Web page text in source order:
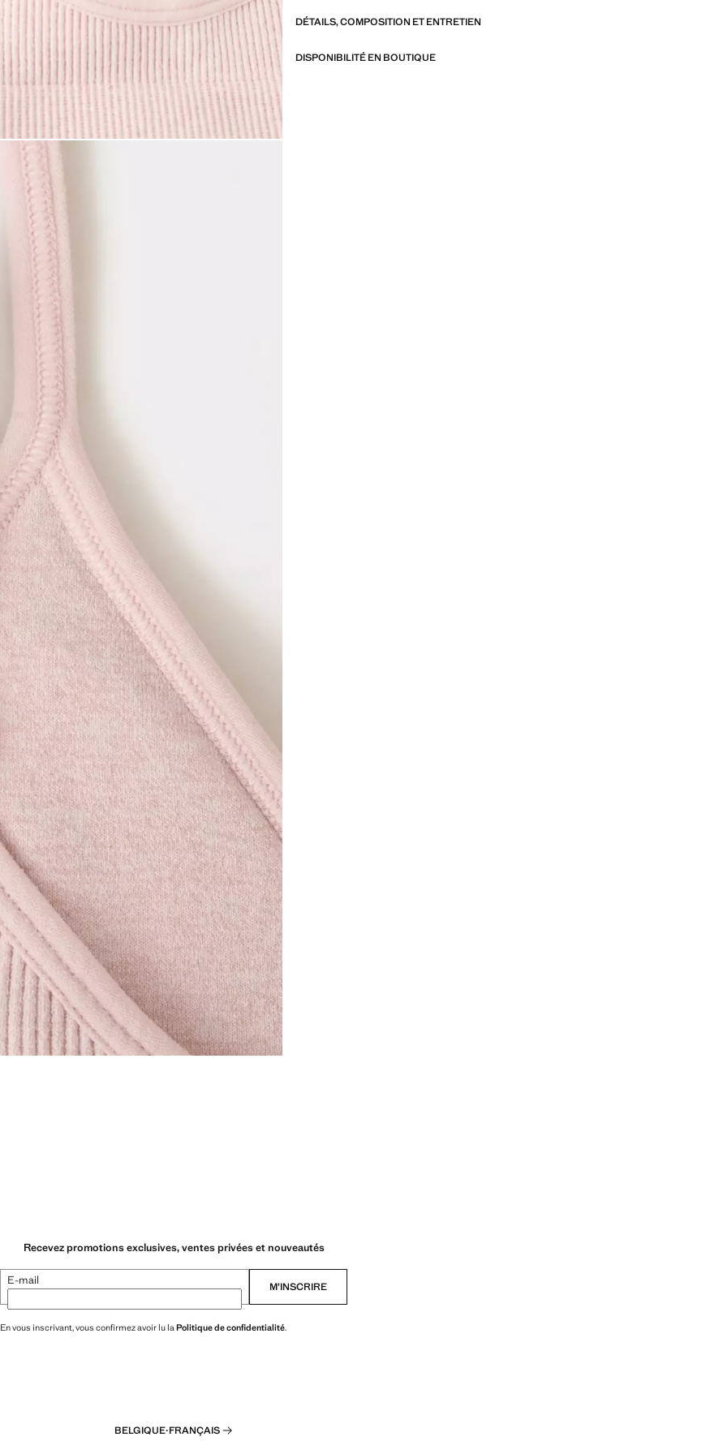
DÉTAILS, COMPOSITION ET ENTRETIEN
DISPONIBILITÉ EN BOUTIQUE
Recevez promotions exclusives, ventes privées et nouveautés
E-mail M’INSCRIRE
En vous inscrivant, vous confirmez avoir lu la Politique de confidentialité.
BELGIQUE·FRANÇAIS